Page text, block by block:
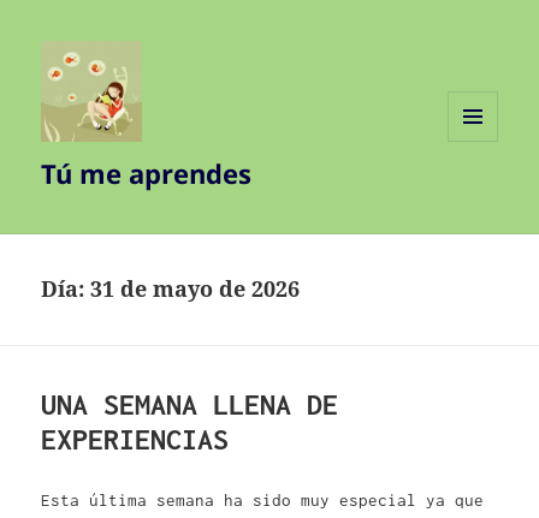
Tú me aprendes
Día:31 de mayo de 2026
UNA SEMANA LLENA DE
EXPERIENCIAS
Esta última semana ha sido muy especial ya que